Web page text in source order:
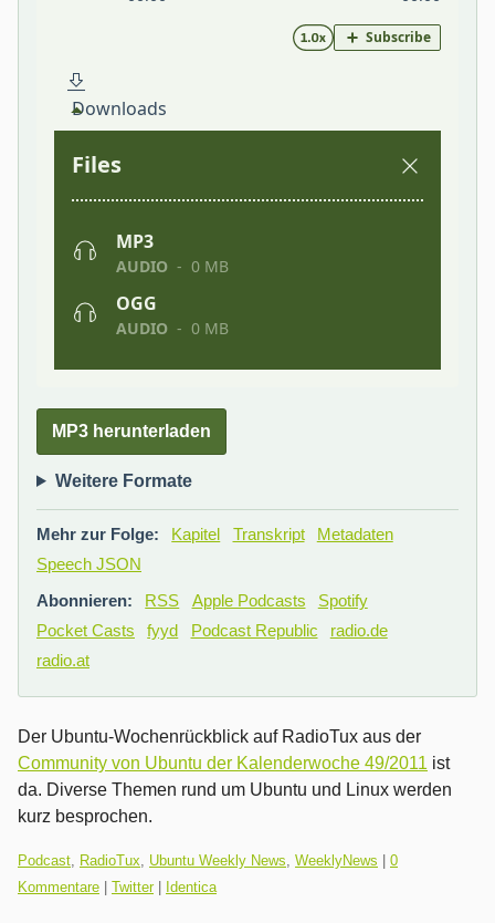
MP3 herunterladen
Weitere Formate
Mehr zur Folge: Kapitel Transkript
Metadaten
Speech JSON
Abonnieren:
RSS Apple Podcasts
Spotify
Pocket Casts
fyyd Podcast Republic
radio.de
radio.at
Der Ubuntu-Wochenrückblick auf RadioTux aus der
Community von Ubuntu der Kalenderwoche 49/2011 ist
da. Diverse Themen rund um Ubuntu und Linux werden
kurz besprochen.
Kategorien:
Podcast, RadioTux, Ubuntu Weekly News, WeeklyNews
0
Kommentare
Twitter| Identica